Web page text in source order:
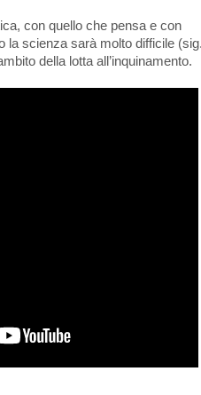
con quello che pensa e con
la scienza sarà molto difficile
della lotta all’inquinamento.